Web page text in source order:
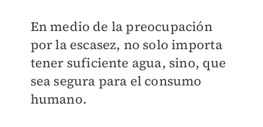
En medio de la preocupación
por la escasez, no solo importa
tener suficiente agua, sino, que
sea segura para el consumo
humano.